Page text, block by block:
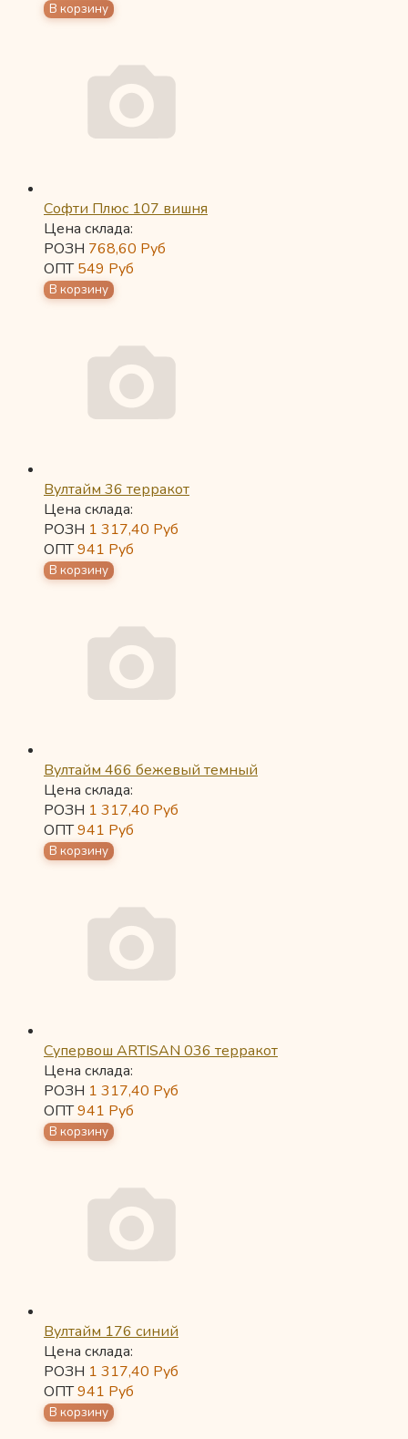
Софти Плюс 107 вишня
Цена склада:
РОЗН 768,60 Руб
ОПТ549 Руб
Вултайм 36 терракот
Цена склада:
РОЗН 1 317,40 Руб
ОПТ941 Руб
Вултайм 466 бежевый темный
Цена склада:
РОЗН 1 317,40 Руб
ОПТ941 Руб
Супервош ARTISAN 036 терракот
Цена склада:
РОЗН 1 317,40 Руб
ОПТ941 Руб
Вултайм 176 синий
Цена склада:
РОЗН 1 317,40 Руб
ОПТ941 Руб